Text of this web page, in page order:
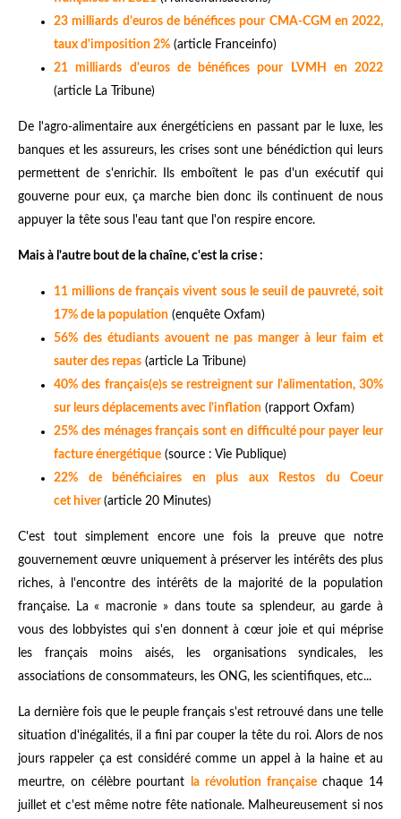
23 milliards d'euros de bénéfices pour CMA-CGM en 2022,
taux d'imposition 2% (article Franceinfo)
21 milliards d'euros de bénéfices pour LVMH en 2022
(article La Tribune)
De l'agro-alimentaire aux énergéticiens en passant par le luxe, les
banques et les assureurs, les crises sont une bénédiction qui leurs
permettent de s'enrichir. Ils emboîtent le pas d'un exécutif qui
gouverne pour eux, ça marche bien donc ils continuent de nous
appuyer la tête sous l'eau tant que l'on respire encore.
Mais à l'autre bout de la chaîne, c'est la crise :
11 millions de français vivent sous le seuil de pauvreté, soit
17% de la population (enquête Oxfam)
56% des étudiants avouent ne pas manger à leur faim et
sauter des repas (article La Tribune)
40% des français(e)s se restreignent sur l'alimentation, 30%
sur leurs déplacements avec l'inflation (rapport Oxfam)
25% des ménages français sont en difficulté pour payer leur
facture énergétique (source : Vie Publique)
22% de bénéficiaires en plus aux Restos du Coeur
cet hiver (article 20 Minutes)
C'est tout simplement encore une fois la preuve que notre
gouvernement œuvre uniquement à préserver les intérêts des plus
riches, à l'encontre des intérêts de la majorité de la population
française. La « macronie » dans toute sa splendeur, au garde à
vous des lobbyistes qui s'en donnent à cœur joie et qui méprise
les français moins aisés, les organisations syndicales, les
associations de consommateurs, les ONG, les scientifiques, etc...
La dernière fois que le peuple français s'est retrouvé dans une telle
situation d'inégalités, il a fini par couper la tête du roi. Alors de nos
jours rappeler ça est considéré comme un appel à la haine et au
meurtre, on célèbre pourtant
la révolution françaisechaque 14
juillet et c'est même notre fête nationale. Malheureusement si nos